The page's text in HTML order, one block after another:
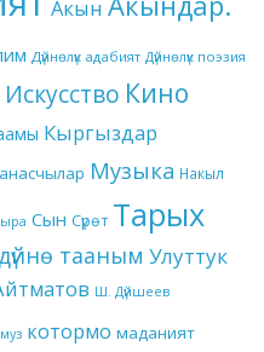
Акын
Дүйнөлүк адабият Дүйнөлүк поэзия
Искусство Кино
Кыргыздар
Музыка Накыл
Сын Сүрөт Тарых
тааным Улуттук
Ш. Дүйшеев
котормо маданият